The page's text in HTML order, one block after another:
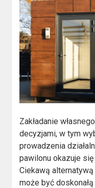
Zakładanie
decyzjami, w tym
prowadzenia
pawilonu okazuje
Ciekawą
może być